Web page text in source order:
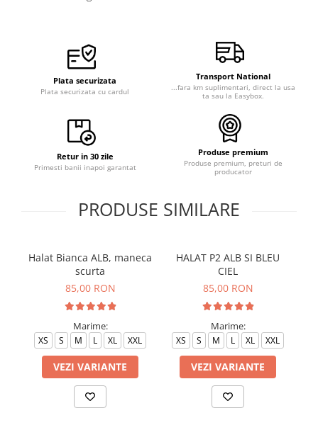
Plata securizata
Plata securizata cu cardul
Transport National
...fara km suplimentari, direct la usa
ta sau la Easybox.
Retur in 30 zile
Primesti banii inapoi garantat
Produse premium
Produse premium, preturi de
producator
PRODUSE SIMILARE
Halat Bianca ALB, maneca
scurta
85,00 RON
Marime:
XS S M L XL XXL
VEZI VARIANTE
HALAT P2 ALB SI BLEU
CIEL
85,00 RON
Marime:
XS S M L XL XXL
VEZI VARIANTE